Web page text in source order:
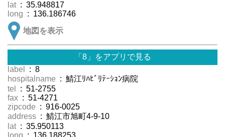
lat : 35.948817
long : 136.186746
地図を表示
「8」をアプリで見る
label
: 8
hospitalname : 鯖江ﾘﾊﾋﾞﾘﾃｰｼｮﾝ病院
tel
: 51-2755
fax : 51-4271
zipcode : 916-0025
address : 鯖江市旭町4-9-10
lat : 35.950113